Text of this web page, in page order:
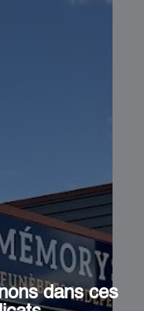
dans ces